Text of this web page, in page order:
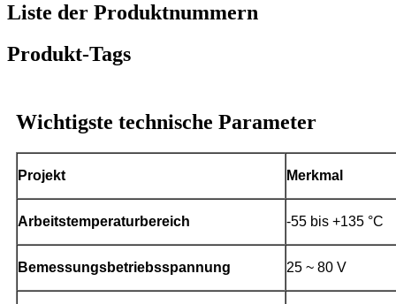
Liste der Produktnummern
Produkt-Tags
Wichtigste technische Parameter
Projekt Merkmal
Arbeitstemperaturbereich -55 bis +135 °C
Bemessungsbetriebsspannung 25 ~ 80 V